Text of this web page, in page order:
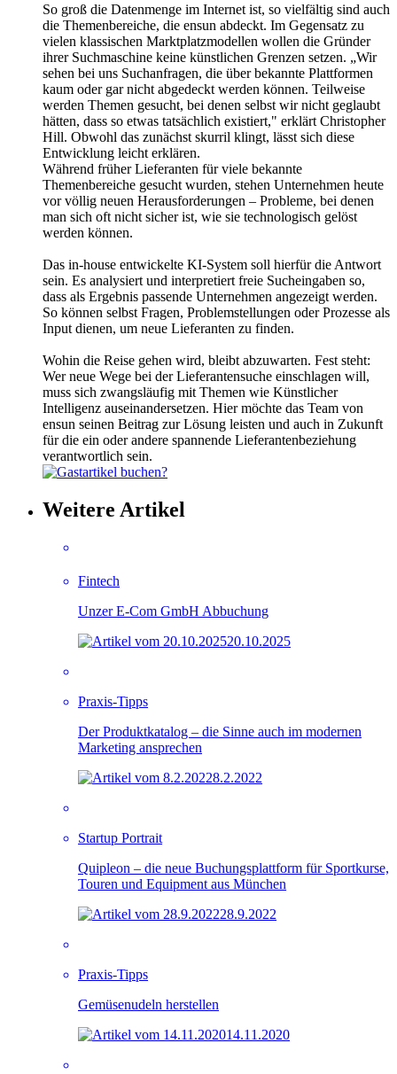
So groß die Datenmenge im Internet ist, so vielfältig sind auch
die Themenbereiche, die ensun abdeckt. Im Gegensatz zu
vielen klassischen Marktplatzmodellen wollen die Gründer
ihrer Suchmaschine keine künstlichen Grenzen setzen. „Wir
sehen bei uns Suchanfragen, die über bekannte Plattformen
kaum oder gar nicht abgedeckt werden können. Teilweise
werden Themen gesucht, bei denen selbst wir nicht geglaubt
hätten, dass so etwas tatsächlich existiert," erklärt Christopher
Hill. Obwohl das zunächst skurril klingt, lässt sich diese
Entwicklung leicht erklären.
Während früher Lieferanten für viele bekannte
Themenbereiche gesucht wurden, stehen Unternehmen heute
vor völlig neuen Herausforderungen – Probleme, bei denen
man sich oft nicht sicher ist, wie sie technologisch gelöst
werden können.
Das in-house entwickelte KI-System soll hierfür die Antwort
sein. Es analysiert und interpretiert freie Sucheingaben so,
dass als Ergebnis passende Unternehmen angezeigt werden.
So können selbst Fragen, Problemstellungen oder Prozesse als
Input dienen, um neue Lieferanten zu finden.
Wohin die Reise gehen wird, bleibt abzuwarten. Fest steht:
Wer neue Wege bei der Lieferantensuche einschlagen will,
muss sich zwangsläufig mit Themen wie Künstlicher
Intelligenz auseinandersetzen. Hier möchte das Team von
ensun seinen Beitrag zur Lösung leisten und auch in Zukunft
für die ein oder andere spannende Lieferantenbeziehung
verantwortlich sein.
Weitere Artikel
Fintech
Unzer E-Com GmbH Abbuchung
20.10.2025
Praxis-Tipps
Der Produktkatalog – die Sinne auch im modernen
Marketing ansprechen
8.2.2022
Startup Portrait
Quipleon – die neue Buchungsplattform für Sportkurse,
Touren und Equipment aus München
28.9.2022
Praxis-Tipps
Gemüsenudeln herstellen
14.11.2020